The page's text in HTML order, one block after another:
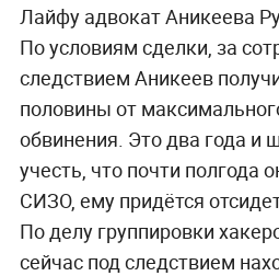
Лайфу адвокат Аникеева
По условиям сделки, за
следствием Аникеев
половины от
обвинения. Это два года и
учесть, что почти полгода
СИЗО, ему придётся
По делу группировки
сейчас под следствием